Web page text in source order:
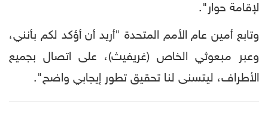
لإقامة حوار".
وتابع أمين عام الأمم المتحدة "أريد أن أؤكد لكم بأنني،
وعبر مبعوثي الخاص (غريفيث)، على اتصال بجميع
الأطراف، ليتسنى لنا تحقيق تطور إيجابي واضح".